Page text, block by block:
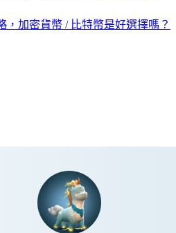
，加密貨幣 / 比特幣是好選擇嗎？